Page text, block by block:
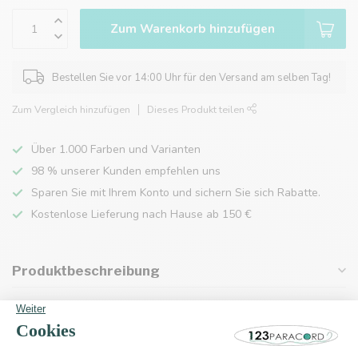
Zum Warenkorb hinzufügen
Bestellen Sie vor 14:00 Uhr für den Versand am selben Tag!
Zum Vergleich hinzufügen Dieses Produkt teilen
Über 1.000 Farben und Varianten
98 % unserer Kunden empfehlen uns
Sparen Sie mit Ihrem Konto und sichern Sie sich Rabatte.
Kostenlose Lieferung nach Hause ab 150 €
Produktbeschreibung
Eigenschaften